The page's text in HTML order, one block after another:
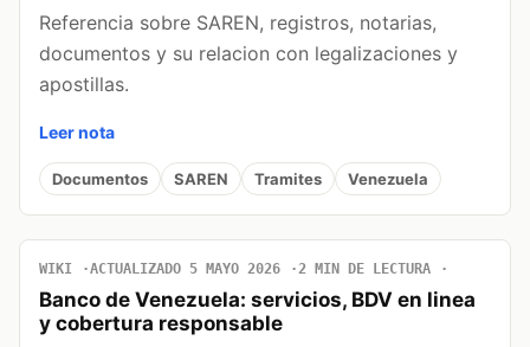
Referencia sobre SAREN, registros, notarias,
documentos y su relacion con legalizaciones y
apostillas.
Leer nota
Documentos SAREN Tramites Venezuela
WIKI ACTUALIZADO 5 MAYO 2026 2 MIN DE LECTURA
Banco de Venezuela: servicios, BDV en linea
y cobertura responsable